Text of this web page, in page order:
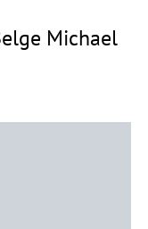
Michael